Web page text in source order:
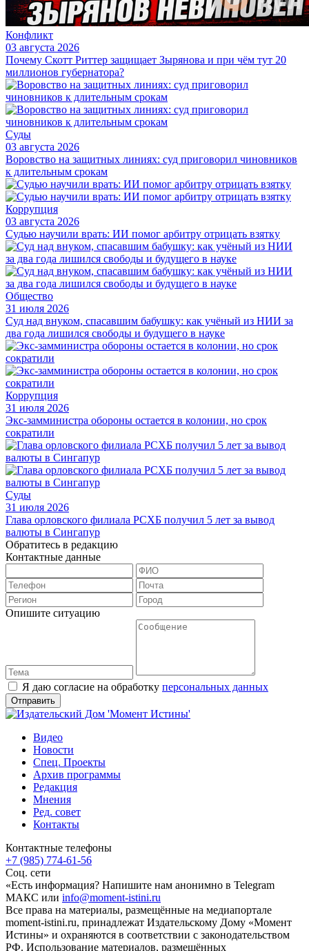
Конфликт
03 августа 2026
Почему Скотт Риттер защищает Зырянова и при чём тут 20
миллионов губернатора?
Суды
03 августа 2026
Воровство на защитных линиях: суд приговорил чиновников
к длительным срокам
Коррупция
03 августа 2026
Судью научили врать: ИИ помог арбитру отрицать взятку
Общество
31 июля 2026
Суд над внуком, спасавшим бабушку: как учёный из НИИ за
два года лишился свободы и будущего в науке
Коррупция
31 июля 2026
Экс-замминистра обороны остается в колонии, но срок
сократили
Суды
31 июля 2026
Глава орловского филиала РСХБ получил 5 лет за вывод
валюты в Сингапур
Обратитесь в редакцию
Контактные данные
Опишите ситуацию
Я даю согласие на обработку персональных данных
Видео
Новости
Спец. Проекты
Архив программы
Редакция
Мнения
Ред. совет
Контакты
Контактные телефоны
+7 (985) 774-61-56
Соц. сети
«Есть информация? Напишите нам анонимно в Telegram
МАКС или info@moment-istini.ru
Все права на материалы, размещённые на медиапортале
moment-istini.ru, принадлежат Издательскому Дому «Момент
Истины» и охраняются в соответствии с законодательством
РФ. Использование материалов, размещённых